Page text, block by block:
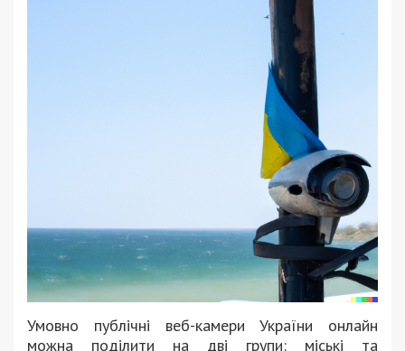
Умовно публічні веб-камери України онлайн
можна поділити на дві групи: міські та